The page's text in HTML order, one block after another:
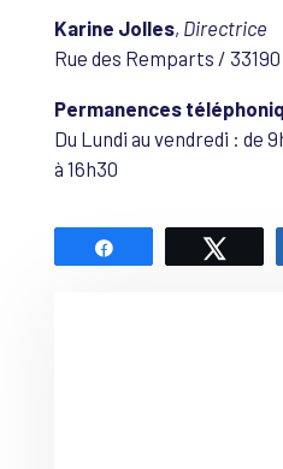
Karine Jolles, Directrice
Rue des Remparts /
Permanences
Du Lundi au vendredi : de
à 16h30